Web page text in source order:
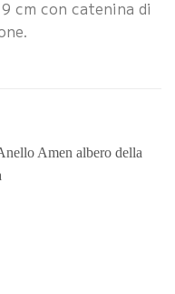
cm con catenina di